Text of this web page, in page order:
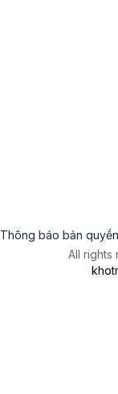
Thông báo bản quyền
All rights